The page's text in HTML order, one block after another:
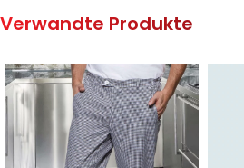
Verwandte Produkte